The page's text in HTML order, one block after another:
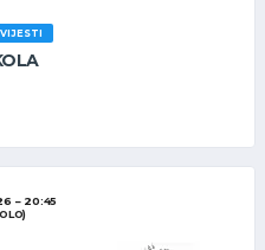
VIJESTI
20:45